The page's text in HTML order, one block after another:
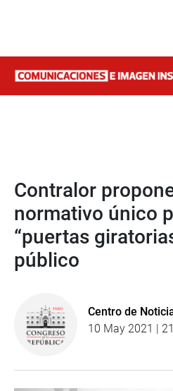
Contralor
normativo único
“puertas
público
Centro de
10 May 2021 |